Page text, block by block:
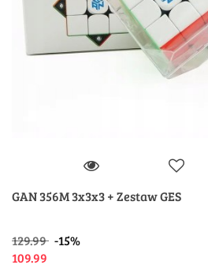
GAN 356M 3x3x3 + Zestaw GES
129.99 -15%
109.99